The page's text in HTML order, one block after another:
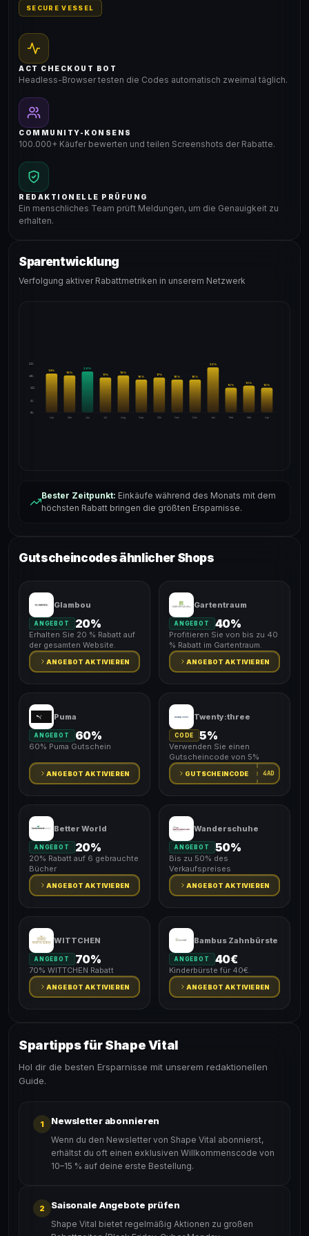
SECURE VESSEL
ACT CHECKOUT BOT
Headless-Browser testen die Codes automatisch zweimal täglich.
COMMUNITY-KONSENS
100.000+ Käufer bewerten und teilen Screenshots der Rabatte.
REDAKTIONELLE PRÜFUNG
Ein menschliches Team prüft Meldungen, um die Genauigkeit zu
erhalten.
Sparentwicklung
Verfolgung aktiver Rabattmetriken in unserem Netzwerk
24%
18%
12%
6%
0%
Apr
19%
Mai
18%
Jun
20%
Jul
17%
Aug
18%
Sep
16%
Okt
17%
Nov
16%
Dez
16%
Jan
22%
Feb
12%
Mär
13%
Apr
12%
Bester Zeitpunkt: Einkäufe während des Monats mit dem
höchsten Rabatt bringen die größten Ersparnisse.
Gutscheincodes ähnlicher Shops
Glambou
ANGEBOT 20%
Erhalten Sie 20 % Rabatt auf
der gesamten Website.
ANGEBOT AKTIVIEREN
Gartentraum
ANGEBOT 40%
Profitieren Sie von bis zu 40
% Rabatt im Gartentraum.
ANGEBOT AKTIVIEREN
Puma
ANGEBOT 60%
60% Puma Gutschein
ANGEBOT AKTIVIEREN
Twenty:three
CODE 5%
Verwenden Sie einen
Gutscheincode von 5%
GUTSCHEINCODE 4AD
Better World
ANGEBOT 20%
20% Rabatt auf 6 gebrauchte
Bücher
ANGEBOT AKTIVIEREN
Wanderschuhe
ANGEBOT 50%
Bis zu 50% des
Verkaufspreises
ANGEBOT AKTIVIEREN
WITTCHEN
ANGEBOT 70%
70% WITTCHEN Rabatt
ANGEBOT AKTIVIEREN
Bambus Zahnbürste
ANGEBOT 40€
Kinderbürste für 40€.
ANGEBOT AKTIVIEREN
Spartipps für Shape Vital
Hol dir die besten Ersparnisse mit unserem redaktionellen
Guide.
1 Newsletter abonnieren
Wenn du den Newsletter von Shape Vital abonnierst,
erhältst du oft einen exklusiven Willkommenscode von
10–15 % auf deine erste Bestellung.
2 Saisonale Angebote prüfen
Shape Vital bietet regelmäßig Aktionen zu großen